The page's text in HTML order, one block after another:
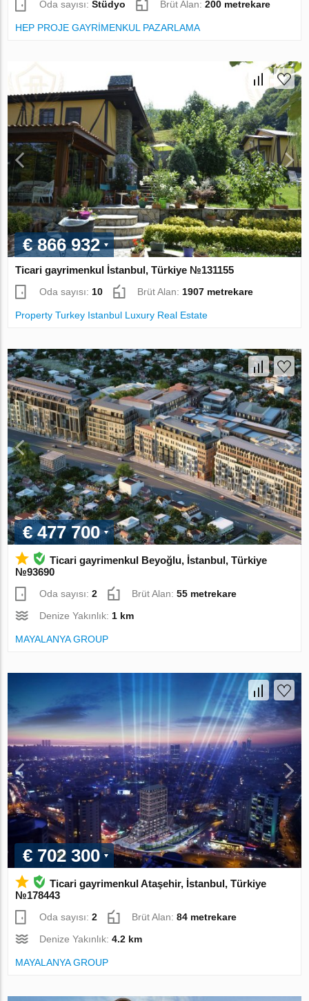
Oda sayısı:Stüdyo Brüt Alan:200 metrekare
HEP PROJE GAYRİMENKUL PAZARLAMA
€ 866 932
Ticari gayrimenkul İstanbul, Türkiye №131155
Oda sayısı: 10 Brüt Alan: 1907 metrekare
Property Turkey Istanbul Luxury Real Estate
€ 477 700
Ticari gayrimenkul Beyoğlu, İstanbul, Türkiye
№93690
Oda sayısı:2 Brüt Alan:55 metrekare
Denize Yakınlık: 1 km
MAYALANYA GROUP
€ 702 300
Ticari gayrimenkul Ataşehir, İstanbul, Türkiye
№178443
Oda sayısı:2 Brüt Alan:84 metrekare
Denize Yakınlık:4.2 km
MAYALANYA GROUP